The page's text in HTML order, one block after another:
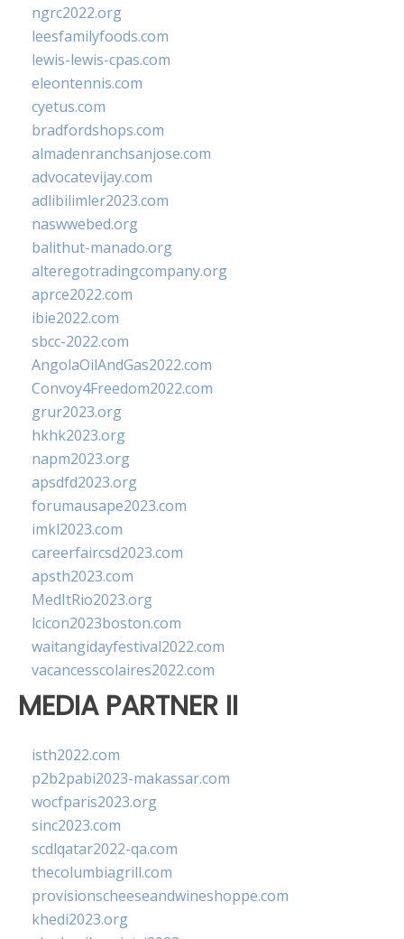
ngrc2022.org
leesfamilyfoods.com
lewis-lewis-cpas.com
eleontennis.com
cyetus.com
bradfordshops.com
almadenranchsanjose.com
advocatevijay.com
adlibilimler2023.com
naswwebed.org
balithut-manado.org
alteregotradingcompany.org
aprce2022.com
ibie2022.com
sbcc-2022.com
AngolaOilAndGas2022.com
Convoy4Freedom2022.com
grur2023.org
hkhk2023.org
napm2023.org
apsdfd2023.org
forumausape2023.com
imkl2023.com
careerfaircsd2023.com
apsth2023.com
MedItRio2023.org
lcicon2023boston.com
waitangidayfestival2022.com
vacancesscolaires2022.com
MEDIA PARTNER II
isth2022.com
p2b2pabi2023-makassar.com
wocfparis2023.org
sinc2023.com
scdlqatar2022-qa.com
thecolumbiagrill.com
provisionscheeseandwineshoppe.com
khedi2023.org